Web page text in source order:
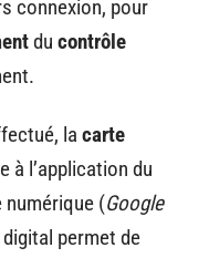
connexion, pour
du contrôle
la carte
à l’application du
(Google
permet de